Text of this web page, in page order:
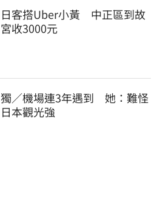
日客搭Uber小黃　中正區到故
宮收3000元
獨／機場連3年遇到　她：難怪
日本觀光強